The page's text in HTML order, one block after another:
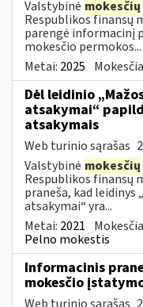
Valstybinė mokesčių
Respublikos finansų
parengė informacinį
mokesčio permokos...
Metai: 2025
Dėl leidinio
atsakymai“
atsakymais
Web turinio sąrašas
Valstybinė mokesčių
Respublikos finansų
praneša, kad leidinys
atsakymai“ yra...
Metai: 2021
Pelno mokestis
Informacinis
mokesčio
Web turinio sąrašas